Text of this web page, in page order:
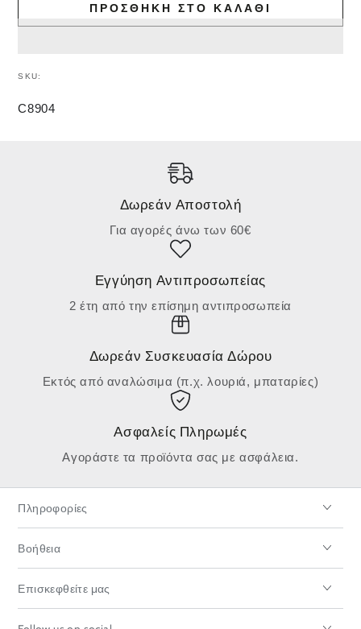
ΠΡΟΣΘΉΚΗ ΣΤΟ ΚΑΛΆΘΙ
SKU:
C8904
Δωρεάν Αποστολή
Για αγορές άνω των 60€
Εγγύηση Αντιπροσωπείας
2 έτη από την επίσημη αντιπροσωπεία
Δωρεάν Συσκευασία Δώρου
Εκτός από αναλώσιμα (π.χ. λουριά, μπαταρίες)
Ασφαλείς Πληρωμές
Αγοράστε τα προϊόντα σας με ασφάλεια.
Πληροφορίες
Βοήθεια
Επισκεφθείτε μας